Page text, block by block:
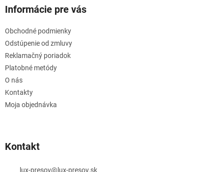
Informácie pre vás
Obchodné podmienky
Odstúpenie od zmluvy
Reklamačný poriadok
Platobné metódy
O nás
Kontakty
Moja objednávka
Kontakt
lux-presov@ lux-presov.sk